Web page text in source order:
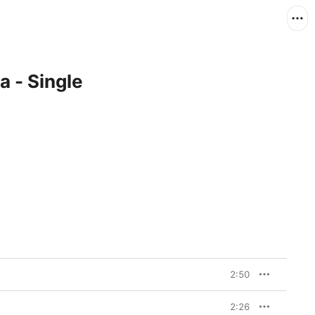
- Single
2:50
2:26